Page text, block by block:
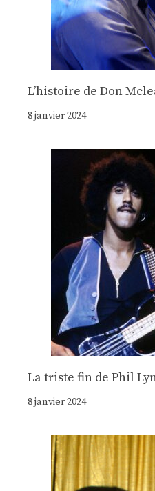
Lʼhistoire de Don
8 janvier 2024
La triste fin de Phil
8 janvier 2024